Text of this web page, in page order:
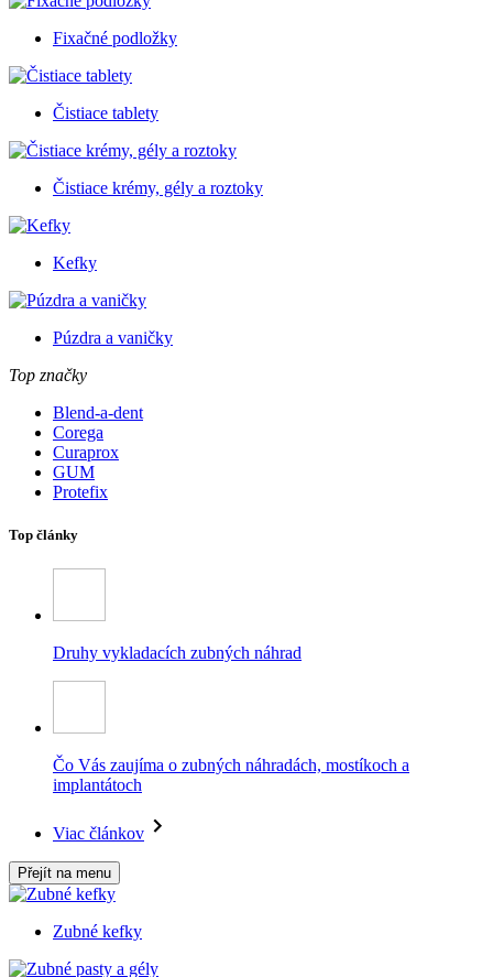
Fixačné podložky
Čistiace tablety
Čistiace krémy, gély a roztoky
Kefky
Púzdra a vaničky
Top značky
Blend-a-dent
Corega
Curaprox
GUM
Protefix
Top články
Druhy vykladacích zubných náhrad
Čo Vás zaujíma o zubných náhradách, mostíkoch a
implantátoch
Viac článkov
Přejít na menu
Zubné kefky